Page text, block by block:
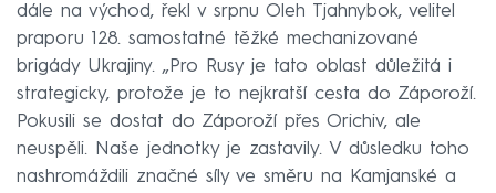
dále na východ, řekl v srpnu Oleh Tjahnybok, velitel
praporu 128. samostatné těžké mechanizované
brigády Ukrajiny. „Pro Rusy je tato oblast důležitá i
strategicky, protože je to nejkratší cesta do Záporoží.
Pokusili se dostat do Záporoží přes Orichiv, ale
neuspěli. Naše jednotky je zastavily. V důsledku toho
nashromáždili značné síly ve směru na Kamjanské a